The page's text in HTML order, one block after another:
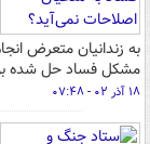
به زندانیان متعرض
مشکل فساد حل شده
۱۸ آذر ۰۲ - ۰۷:۴۸